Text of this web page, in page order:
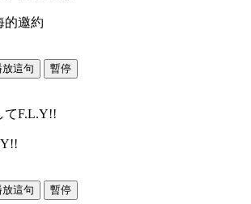
的邀約
放這句 暫停
てF.L.Y!!
放這句 暫停